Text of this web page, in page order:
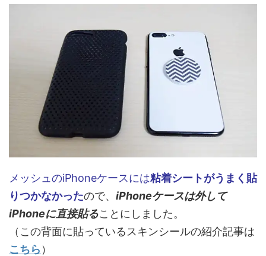
メッシュのiPhoneケースには粘着シートがうまく貼
りつかなかったので、 iPhoneケースは外して
iPhoneに直接貼ることにしました。
（この背面に貼っているスキンシールの紹介記事は
こちら ）